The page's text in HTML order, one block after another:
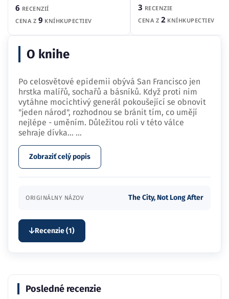
O knihe
Po celosvětové epidemii obývá San Francisco jen
hrstka malířů, sochařů a básníků. Když proti nim
"jeden národ", rozhodnou se bránit tím, co umějí
nejlépe - uměním. Důležitou roli v této válce
sehraje dívka…...
Zobraziť celý popis
Recenzie (1)